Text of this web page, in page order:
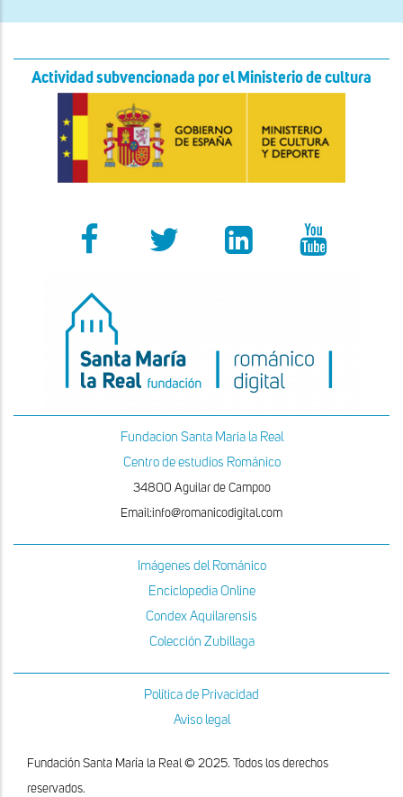
Actividad subvencionada por el Ministerio de cultura
Fundacion Santa Maria la Real
Centro de estudios Románico
34800 Aguilar de Campoo
Email:info@romanicodigital.com
Imágenes del Románico
Enciclopedia Online
Condex Aquilarensis
Colección Zubillaga
Política de Privacidad
Aviso legal
Fundación Santa María la Real © 2025. Todos los derechos
reservados.